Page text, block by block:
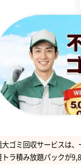
大ゴミ回収サービスは
トラ積み放題パックが